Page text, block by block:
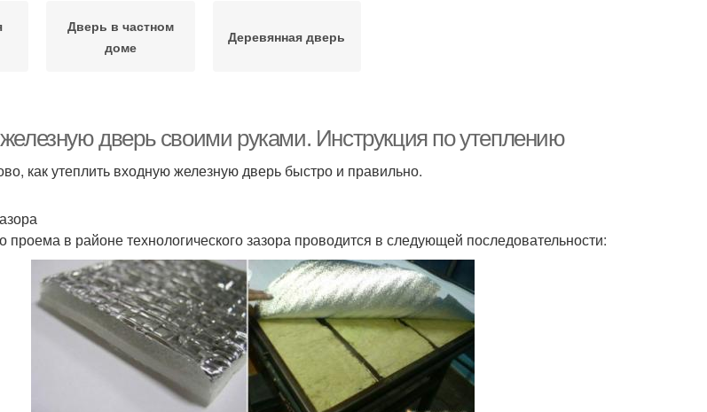
Дверь в частном
доме
Деревянная дверь
железную дверь своими руками. Инструкция по утеплению
как утеплить входную железную дверь быстро и правильно.
проема в районе технологического зазора проводится в следующей последовательности: